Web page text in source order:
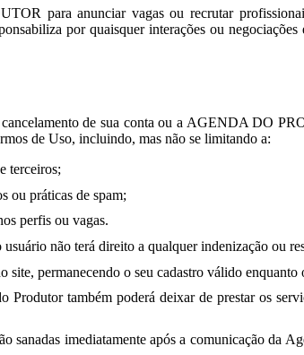
para anunciar vagas ou recrutar
por quaisquer interações ou negociações
de sua conta ou a AGENDA DO
de Uso, incluindo, mas não se limitando a:
terceiros;
ou práticas de spam;
perfis ou vagas.
usuário não terá direito a qualquer indenização ou
permanecendo o seu cadastro válido enquanto
Produtor também poderá deixar de prestar os
sanadas imediatamente após a comunicação da